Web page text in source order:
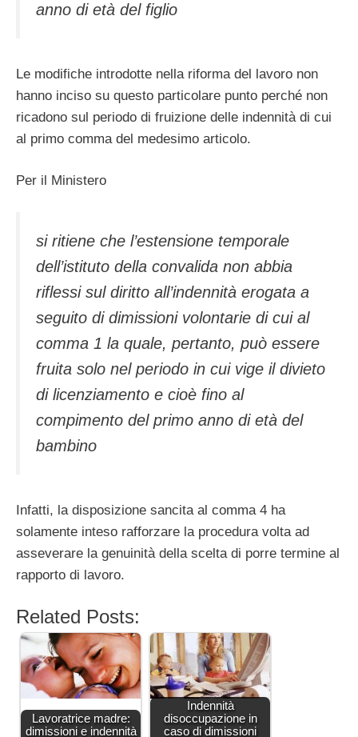
anno di età del figlio
Le modifiche introdotte nella riforma del lavoro non
hanno inciso su questo particolare punto perché non
ricadono sul periodo di fruizione delle indennità di cui
al primo comma del medesimo articolo.
Per il Ministero
si ritiene che l’estensione temporale
dell’istituto della convalida non abbia
riflessi sul diritto all’indennità erogata a
seguito di dimissioni volontarie di cui al
comma 1 la quale, pertanto, può essere
fruita solo nel periodo in cui vige il divieto
di licenziamento e cioè fino al
compimento del primo anno di età del
bambino
Infatti, la disposizione sancita al comma 4 ha
solamente inteso rafforzare la procedura volta ad
asseverare la genuinità della scelta di porre termine al
rapporto di lavoro.
Related Posts:
Lavoratrice madre:
dimissioni e indennità
Indennità
disoccupazione in
caso di dimissioni